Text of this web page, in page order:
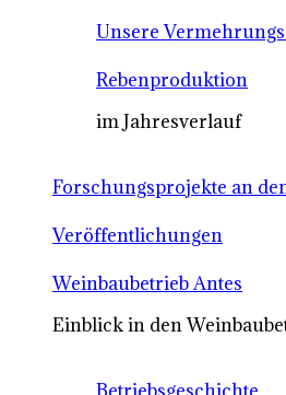
Unsere
Rebenproduktion
im Jahresverlauf
Forschungsprojekte an
Veröffentlichungen
Weinbaubetrieb Antes
Einblick in den